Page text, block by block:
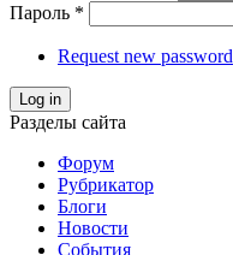
Пароль *
Request new password
Log in
Разделы сайта
Форум
Рубрикатор
Блоги
Новости
События